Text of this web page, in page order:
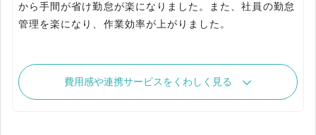
から手間が省け勤怠が楽になりました。また、社員の勤怠
管理を楽になり、作業効率が上がりました。
費用感や連携サービスをくわしく見る